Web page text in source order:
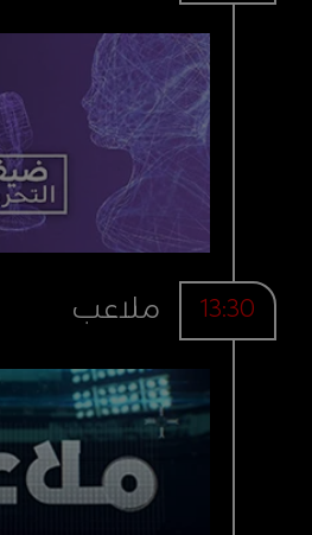
13:30 ملاعب